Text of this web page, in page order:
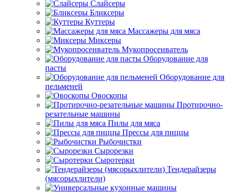
Слайсеры
Бликсеры
Куттеры
Массажеры для мяса
Миксеры
Мукопросеиватель
Оборудование для
пасты
Оборудование для
пельменей
Овоскопы
Протирочно-
резательные машины
Пилы для мяса
Прессы для пиццы
Рыбочистки
Сырорезки
Сыротерки
Тендерайзеры
(мясорыхлители)